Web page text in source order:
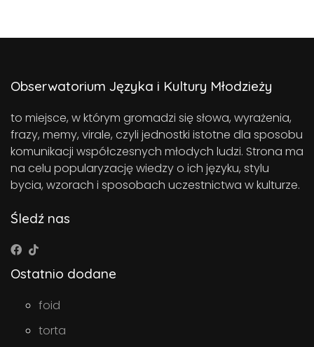
Obserwatorium Języka i Kultury Młodzieży
to miejsce, w którym gromadzi się słowa, wyrażenia,
frazy, memy, virale, czyli jednostki istotne dla sposobu
komunikacji współczesnych młodych ludzi. Strona ma
na celu popularyzację wiedzy o ich języku, stylu
bycia, wzorach i sposobach uczestnictwa w kulturze.
Śledź nas
Ostatnio dodane
foid
torta